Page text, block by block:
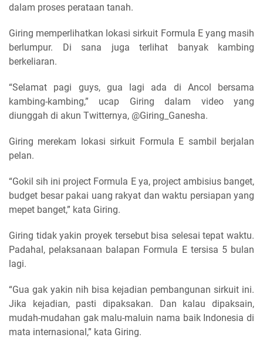
dalam proses perataan tanah.
Giring memperlihatkan lokasi sirkuit Formula E yang masih
berlumpur. Di sana juga terlihat banyak kambing
berkeliaran.
“Selamat pagi guys, gua lagi ada di Ancol bersama
kambing-kambing,” ucap Giring dalam video yang
diunggah di akun Twitternya, @Giring_Ganesha.
Giring merekam lokasi sirkuit Formula E sambil berjalan
pelan.
“Gokil sih ini project Formula E ya, project ambisius banget,
budget besar pakai uang rakyat dan waktu persiapan yang
mepet banget,” kata Giring.
Giring tidak yakin proyek tersebut bisa selesai tepat waktu.
Padahal, pelaksanaan balapan Formula E tersisa 5 bulan
lagi.
“Gua gak yakin nih bisa kejadian pembangunan sirkuit ini.
Jika kejadian, pasti dipaksakan. Dan kalau dipaksain,
mudah-mudahan gak malu-maluin nama baik Indonesia di
mata internasional,” kata Giring.